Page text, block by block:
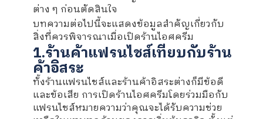
ต่าง ๆ ก่อนตัดสินใจ
บทความต่อไปนี้จะแสดงข้อมูลสำคัญเกี่ยวกับ
สิ่งที่ควรพิจารณาเมื่อเปิดร้านไอศครีม
1.ร้านค้าแฟรนไชส์เทียบกับร้าน
ค้าอิสระ
ทั้งร้านแฟรนไชส์และร้านค้าอิสระต่างก็มีข้อดี
และข้อเสีย การเปิดร้านไอศครีมโดยร่วมมือกับ
แฟรนไชส์หมายความว่าคุณจะได้รับความช่วย